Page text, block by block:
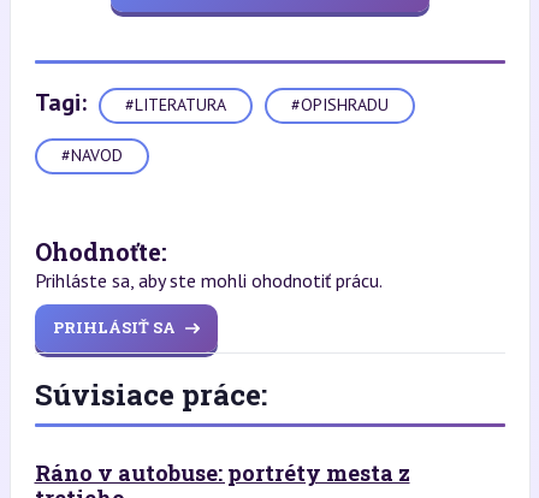
Tagi: #LITERATURA #OPISHRADU
#NAVOD
Ohodnoťte:
Prihláste sa, aby ste mohli ohodnotiť prácu.
PRIHLÁSIŤ SA
Súvisiace práce:
Ráno v autobuse: portréty mesta z